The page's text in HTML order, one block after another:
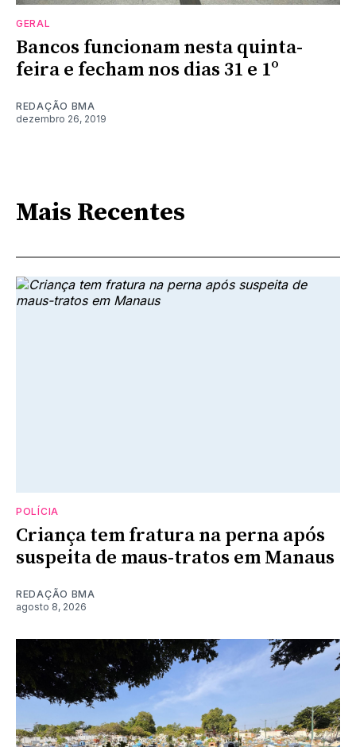
GERAL
Bancos funcionam nesta quinta-
feira e fecham nos dias 31 e 1º
REDAÇÃO BMA
dezembro 26, 2019
Mais Recentes
POLÍCIA
Criança tem fratura na perna após
suspeita de maus-tratos em Manaus
REDAÇÃO BMA
agosto 8, 2026